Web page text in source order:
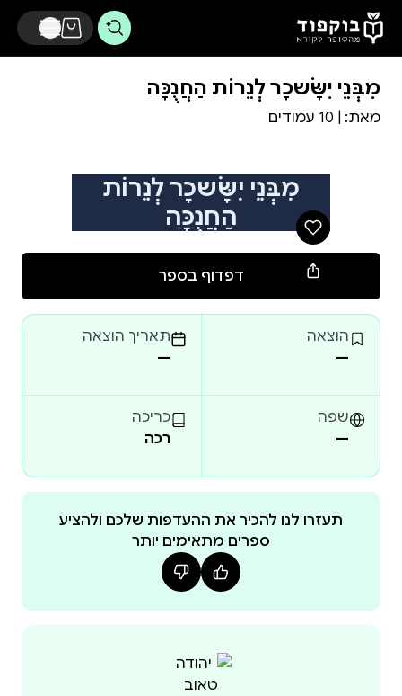
דלג לתוכן הראשי
מִבְּנֵי יִשָּׂשכָר לְנֵרוֹת הַחֲנֻכָּה
מאת:
מִבְּנֵי יִשָּׂשכָר לְנֵרוֹת
הַחֲנֻכָּה
דפדוף בספר
הוצאה
—
תאריך הוצאה
—
שפה
—
כריכה
רכה
תעזרו לנו להכיר את ההעדפות שלכם ולהציע
ספרים מתאימים יותר